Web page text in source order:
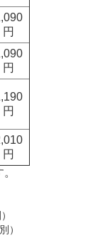
円
円
円
円